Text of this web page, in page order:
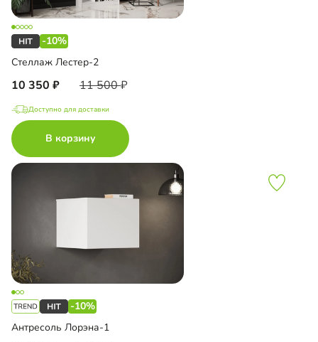
-10%
Стеллаж Лестер-2
10 350 11 500
Доступно для доставки
В корзину
-10%
Антресоль Лорэна-1